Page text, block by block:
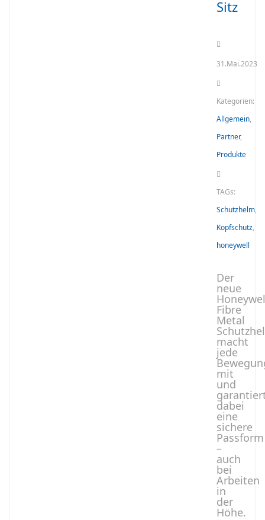
Sitz
31.Mai.2023
Kategorien:
Allgemein,
Partner,
Produkte
TAGs:
Schutzhelm,
Kopfschutz,
honeywell
Der
neue
Fibre
Metal
macht
jede
mit
und
dabei
eine
sichere
Passform
–
auch
bei
Arbeiten
in
der
Höhe.